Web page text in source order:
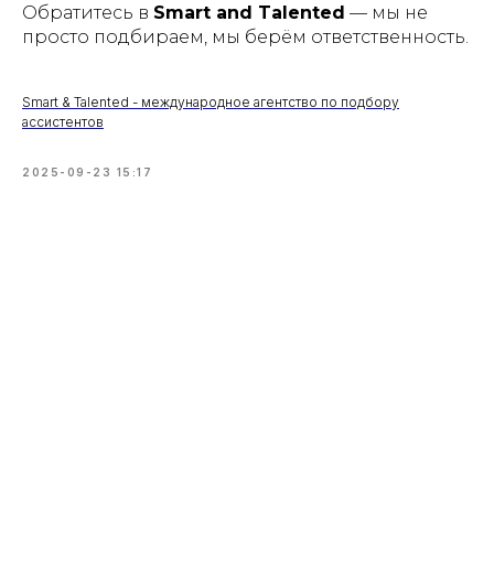
Обратитесь в Smart and Talented — мы не
просто подбираем, мы берём ответственность.
Smart & Talented - международное агентство по подбору
ассистентов
2025-09-23 15:17